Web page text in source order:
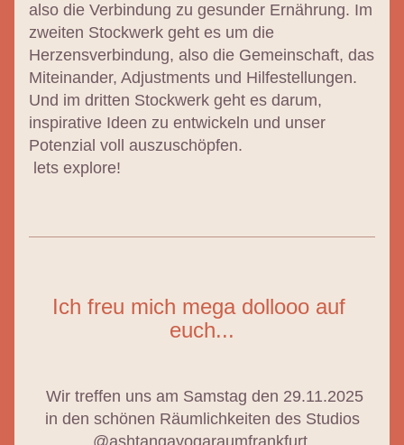
also die Verbindung zu gesunder Ernährung. Im
zweiten Stockwerk geht es um die
Herzensverbindung, also die Gemeinschaft, das
Miteinander, Adjustments und Hilfestellungen.
Und im dritten Stockwerk geht es darum,
inspirative Ideen zu entwickeln und unser
Potenzial voll auszuschöpfen.
lets explore!
Ich freu mich mega dollooo auf
euch...
Wir treffen uns am Samstag den 29.11.2025
in den schönen Räumlichkeiten des Studios
@ashtangayogaraumfrankfurt